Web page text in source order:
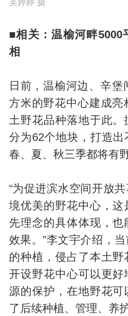
吴婷婷 摄
■相关：温榆河畔5000
相
日前，温榆河边、辛堡
方米的野花中心建成亮
土野花品种落地于此。
分为62个地块，打造出
春、夏、秋三季都将有
“为促进滨水空间开放
境优美的野花中心，
先理念的具体体现，
效果。”李文宇介绍，
的种植，侵占了本土野
开设野花中心可以更好
源的保护，在地野花
了后续种植、管理、养